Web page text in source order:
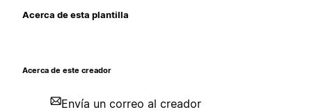
Acerca de esta plantilla
Acerca de este creador
Envía un correo al creador